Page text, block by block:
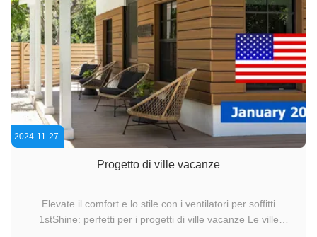
2024-11-27
Progetto di ville vacanze
Elevate il comfort e lo stile con i ventilatori per soffitti
1stShine: perfetti per i progetti di ville vacanze Le ville